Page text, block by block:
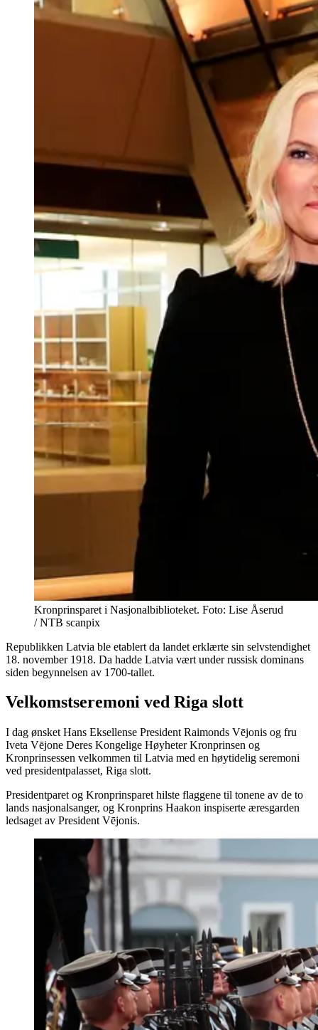
Kronprinsparet i Nasjonalbiblioteket. Foto: Lise Åserud
/ NTB scanpix
Republikken Latvia ble etablert da landet erklærte sin selvstendighet
18. november 1918. Da hadde Latvia vært under russisk dominans
siden begynnelsen av 1700-tallet.
Velkomstseremoni ved Riga slott
I dag ønsket Hans Eksellense President Raimonds Vējonis og fru
Iveta Vējone Deres Kongelige Høyheter Kronprinsen og
Kronprinsessen velkommen til Latvia med en høytidelig seremoni
ved presidentpalasset, Riga slott.
Presidentparet og Kronprinsparet hilste flaggene til tonene av de to
lands nasjonalsanger, og Kronprins Haakon inspiserte æresgarden
ledsaget av President Vējonis.